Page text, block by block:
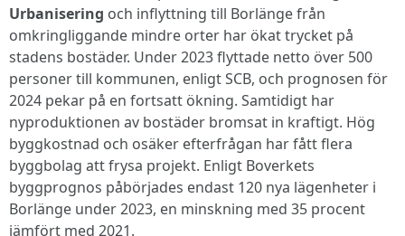
Urbanisering och inflyttning till Borlänge från
omkringliggande mindre orter har ökat trycket på
stadens bostäder. Under 2023 flyttade netto över 500
personer till kommunen, enligt SCB, och prognosen för
2024 pekar på en fortsatt ökning. Samtidigt har
nyproduktionen av bostäder bromsat in kraftigt. Hög
byggkostnad och osäker efterfrågan har fått flera
byggbolag att frysa projekt. Enligt Boverkets
byggprognos påbörjades endast 120 nya lägenheter i
Borlänge under 2023, en minskning med 35 procent
jämfört med 2021.